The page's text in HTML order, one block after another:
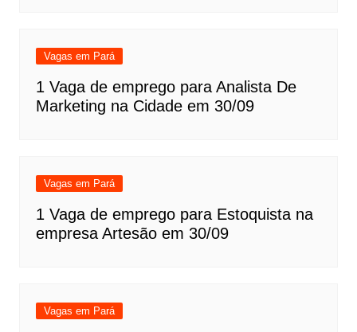
Vagas em Pará
1 Vaga de emprego para Analista De
Marketing na Cidade em 30/09
Vagas em Pará
1 Vaga de emprego para Estoquista na
empresa Artesão em 30/09
Vagas em Pará